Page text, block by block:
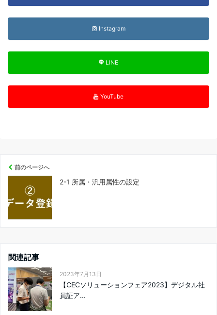
Instagram
LINE
YouTube
前のページへ
2-1 所属・汎用属性の設定
関連記事
2023年7月13日
【CECソリューションフェア2023】デジタル社
員証ア...